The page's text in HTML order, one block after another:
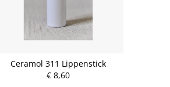
Ceramol 311 Lippenstick
€ 8,60